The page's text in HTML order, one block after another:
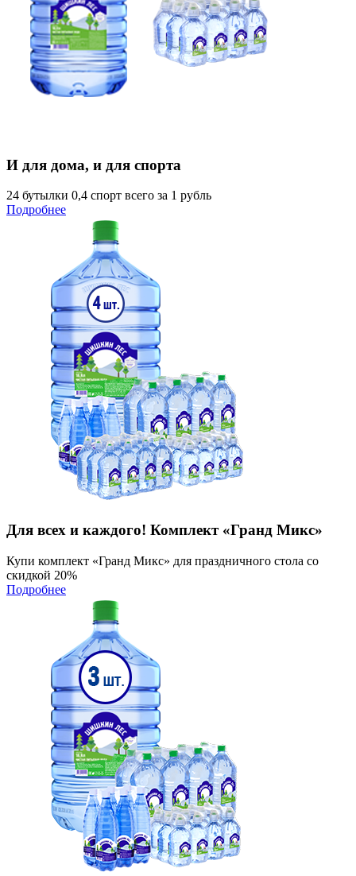
И для дома, и для спорта
24 бутылки 0,4 спорт всего за 1 рубль
Подробнее
Для всех и каждого! Комплект «Гранд Микс»
Купи комплект «Гранд Микс» для праздничного стола со
скидкой 20%
Подробнее